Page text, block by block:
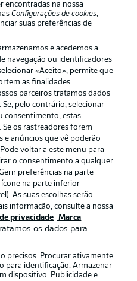
Avisos legais
Aviso de privacidade
Trabalhe conosco
Contato
encontradas na nossa
Configurações de cookies,
suas preferências de
e acedemos a
navegação ou identificadores
«Aceito», permite que
as finalidades
parceiros tratamos dados
pelo contrário, selecionar
consentimento, estas
os rastreadores forem
e anúncios que vê poderão
voltar a este menu para
o consentimento a qualquer
preferências na parte
na parte inferior
As suas escolhas serão
informação, consulte a nossa
privacidade Marca
os dados para
precisos. Procurar ativamente
para identificação. Armazenar
dispositivo. Publicidade e